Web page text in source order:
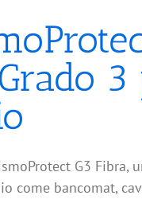
G3 Fibra,
come bancomat,